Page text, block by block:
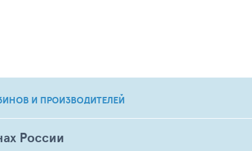
И ПРОИЗВОДИТЕЛЕЙ
России